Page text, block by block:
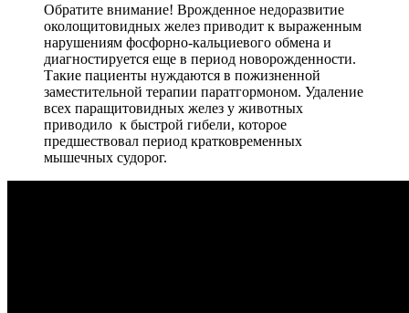
Обратите внимание! Врожденное недоразвитие
околощитовидных желез приводит к выраженным
нарушениям фосфорно-кальциевого обмена и
диагностируется еще в период новорожденности.
Такие пациенты нуждаются в пожизненной
заместительной терапии паратгормоном. Удаление
всех паращитовидных желез у животных
приводило к быстрой гибели, которое
предшествовал период кратковременных
мышечных судорог.